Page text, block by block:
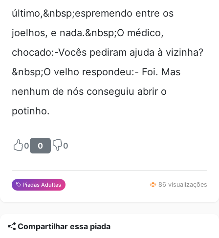
último,&nbsp;espremendo entre os
joelhos, e nada.&nbsp;O médico,
chocado:-Vocês pediram ajuda à vizinha?
&nbsp;O velho respondeu:- Foi. Mas
nenhum de nós conseguiu abrir o
potinho.
0 0 0
Piadas Adultas 86 visualizações
Compartilhar essa piada